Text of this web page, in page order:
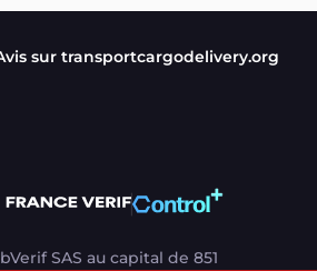
sur transportcargodelivery.org
SAS au capital de 851